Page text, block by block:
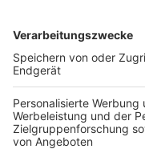
Besonders
Einsatzkräfte aus
Quadrath-Ichendorf
unterstützt. Unter
Richtung Hürth